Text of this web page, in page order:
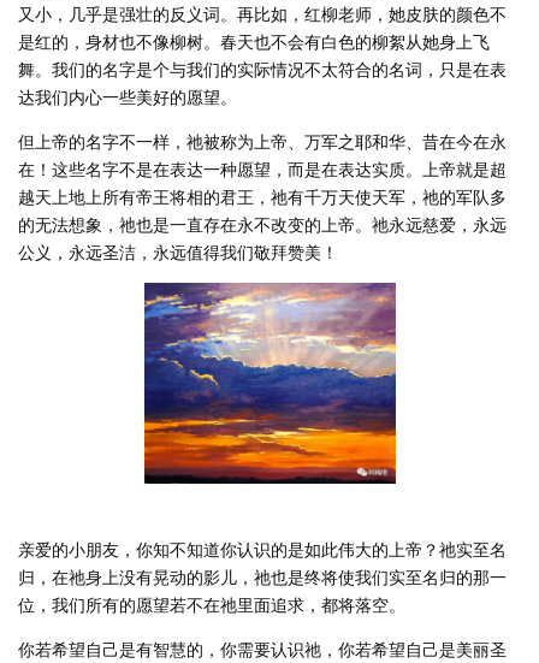
又小，几乎是强壮的反义词。再比如，红柳老师，她皮肤的颜色不
是红的，身材也不像柳树。春天也不会有白色的柳絮从她身上飞
舞。我们的名字是个与我们的实际情况不太符合的名词，只是在表
达我们内心一些美好的愿望。
但上帝的名字不一样，祂被称为上帝、万军之耶和华、昔在今在永
在！这些名字不是在表达一种愿望，而是在表达实质。上帝就是超
越天上地上所有帝王将相的君王，祂有千万天使天军，祂的军队多
的无法想象，祂也是一直存在永不改变的上帝。祂永远慈爱，永远
公义，永远圣洁，永远值得我们敬拜赞美！
亲爱的小朋友，你知不知道你认识的是如此伟大的上帝？祂实至名
归，在祂身上没有晃动的影儿，祂也是终将使我们实至名归的那一
位，我们所有的愿望若不在祂里面追求，都将落空。
你若希望自己是有智慧的，你需要认识祂，你若希望自己是美丽圣